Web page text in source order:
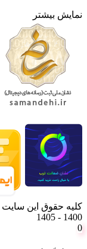
نمایش بیشتر
کلیه حقوق این
1400 - 1405
0